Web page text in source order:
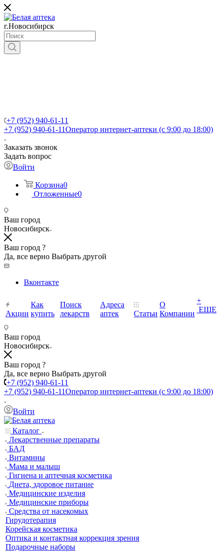
г.Новосибирск
+7 (952) 940-61-11
+7 (952) 940-61-11Оператор интернет-аптеки (с 9:00 до 18:00)
Заказать звонок
Задать вопрос
Войти
Корзина0
Отложенные0
Ваш город
Новосибирск
Ваш город ?
Да, все верно Выбрать другой
Вконтакте
Акции
Как
купить
Поиск
лекарств
Адреса
аптек
Статьи
О
Компании
+
ЕЩЕ
Ваш город
Новосибирск
Ваш город ?
Да, все верно Выбрать другой
+7 (952) 940-61-11
+7 (952) 940-61-11Оператор интернет-аптеки (с 9:00 до 18:00)
Войти
Каталог
Лекарственные препараты
БАД
Витамины
Мама и малыш
Гигиена и аптечная косметика
Диета, здоровое питание
Медицинские изделия
Медицинские приборы
Средства от насекомых
Гирудотерапия
Корейская косметика
Оптика и контактная коррекция зрения
Подарочные наборы